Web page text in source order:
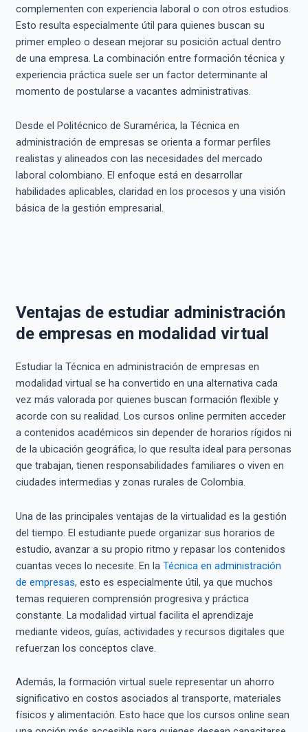
complementen con experiencia laboral o con otros estudios.
Esto resulta especialmente útil para quienes buscan su
primer empleo o desean mejorar su posición actual dentro
de una empresa. La combinación entre formación técnica y
experiencia práctica suele ser un factor determinante al
momento de postularse a vacantes administrativas.
Desde el Politécnico de Suramérica, la Técnica en
administración de empresas se orienta a formar perfiles
realistas y alineados con las necesidades del mercado
laboral colombiano. El enfoque está en desarrollar
habilidades aplicables, claridad en los procesos y una visión
básica de la gestión empresarial.
Ventajas de estudiar administración
de empresas en modalidad virtual
Estudiar la Técnica en administración de empresas en
modalidad virtual se ha convertido en una alternativa cada
vez más valorada por quienes buscan formación flexible y
acorde con su realidad. Los cursos online permiten acceder
a contenidos académicos sin depender de horarios rígidos ni
de la ubicación geográfica, lo que resulta ideal para personas
que trabajan, tienen responsabilidades familiares o viven en
ciudades intermedias y zonas rurales de Colombia.
Una de las principales ventajas de la virtualidad es la gestión
del tiempo. El estudiante puede organizar sus horarios de
estudio, avanzar a su propio ritmo y repasar los contenidos
cuantas veces lo necesite. En la Técnica en administración
de empresas, esto es especialmente útil, ya que muchos
temas requieren comprensión progresiva y práctica
constante. La modalidad virtual facilita el aprendizaje
mediante videos, guías, actividades y recursos digitales que
refuerzan los conceptos clave.
Además, la formación virtual suele representar un ahorro
significativo en costos asociados al transporte, materiales
físicos y alimentación. Esto hace que los cursos online sean